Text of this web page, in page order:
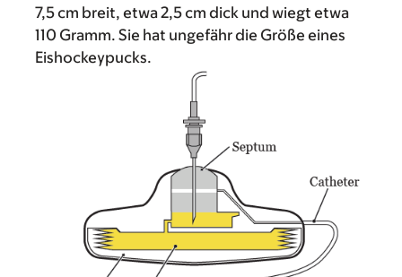
7,5 cm breit, etwa 2,5 cm dick und wiegt etwa
110 Gramm. Sie hat ungefähr die Größe eines
Eishockeypucks.